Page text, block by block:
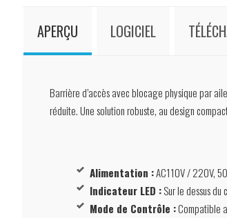
APERÇU LOGICIEL
Barrière d’accès avec blocage physique par
réduite. Une solution robuste, au design
Alimentation :AC110V / 220V,
Indicateur LED :Sur le dessus
Mode de Contrôle :Compatible